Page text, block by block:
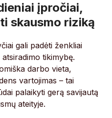
įpročiai,
skausmo riziką
gali padėti ženkliai
tikimybę.
darbo vieta,
vartojimas – tai
palaikyti gerą savijautą
ateityje.